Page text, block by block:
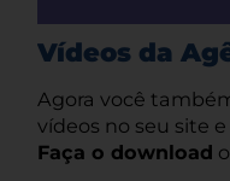
Vídeos da
Agora você
vídeos no seu site e
Faça o download